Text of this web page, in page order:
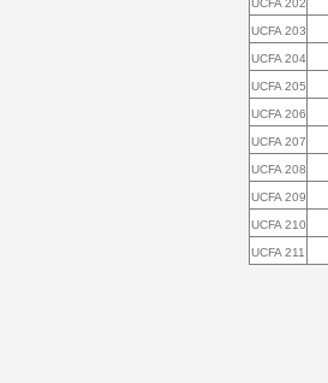
UCFA 202
UCFA 203
UCFA 204
UCFA 205
UCFA 206
UCFA 207
UCFA 208
UCFA 209
UCFA 210
UCFA 211